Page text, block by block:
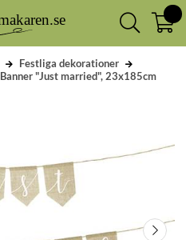
Festliga dekorationer
Banner "Just married", 23x185cm